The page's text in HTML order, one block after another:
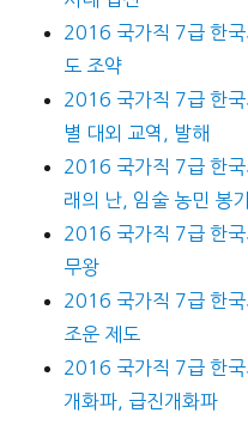
2016 국가직 7급 한
도 조약
2016 국가직 7급 한국
별 대외 교역, 발해
2016 국가직 7급 한국
래의 난, 임술 농민 봉기
2016 국가직 7급 한국
무왕
2016 국가직 7급 한국
조운 제도
2016 국가직 7급 한국
개화파, 급진개화파